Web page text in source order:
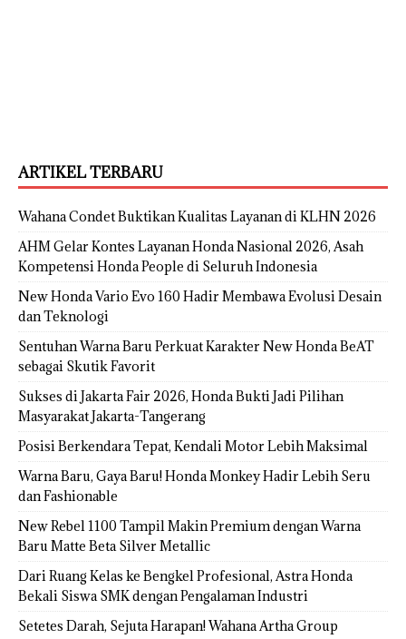
ARTIKEL TERBARU
Wahana Condet Buktikan Kualitas Layanan di KLHN 2026
AHM Gelar Kontes Layanan Honda Nasional 2026, Asah
Kompetensi Honda People di Seluruh Indonesia
New Honda Vario Evo 160 Hadir Membawa Evolusi Desain
dan Teknologi
Sentuhan Warna Baru Perkuat Karakter New Honda BeAT
sebagai Skutik Favorit
Sukses di Jakarta Fair 2026, Honda Bukti Jadi Pilihan
Masyarakat Jakarta-Tangerang
Posisi Berkendara Tepat, Kendali Motor Lebih Maksimal
Warna Baru, Gaya Baru! Honda Monkey Hadir Lebih Seru
dan Fashionable
New Rebel 1100 Tampil Makin Premium dengan Warna
Baru Matte Beta Silver Metallic
Dari Ruang Kelas ke Bengkel Profesional, Astra Honda
Bekali Siswa SMK dengan Pengalaman Industri
Setetes Darah, Sejuta Harapan! Wahana Artha Group